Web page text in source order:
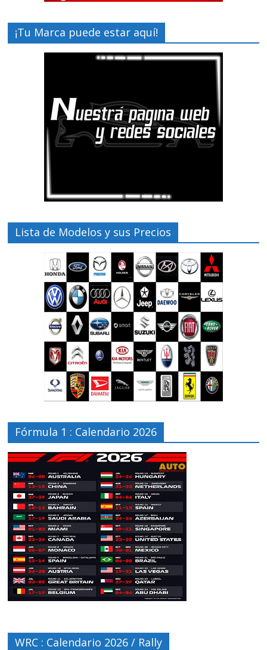
¡Tu Marca puede estar aquí!
Lista de Modelos y sus Precios
Fórmula 1 : Calendario 2026
WRC : Calendario 2026 / Rally